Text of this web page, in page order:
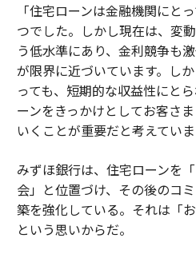
「住宅ローンは金融機関にと
つでした。しかし現在は、変
う低水準にあり、金利競争も
が限界に近づいています。し
っても、短期的な収益性にと
ーンをきっかけとしてお客さ
いくことが重要だと考えていま
みずほ銀行は、住宅ローンを
会」と位置づけ、その後のコ
築を強化している。それは「
という思いからだ。